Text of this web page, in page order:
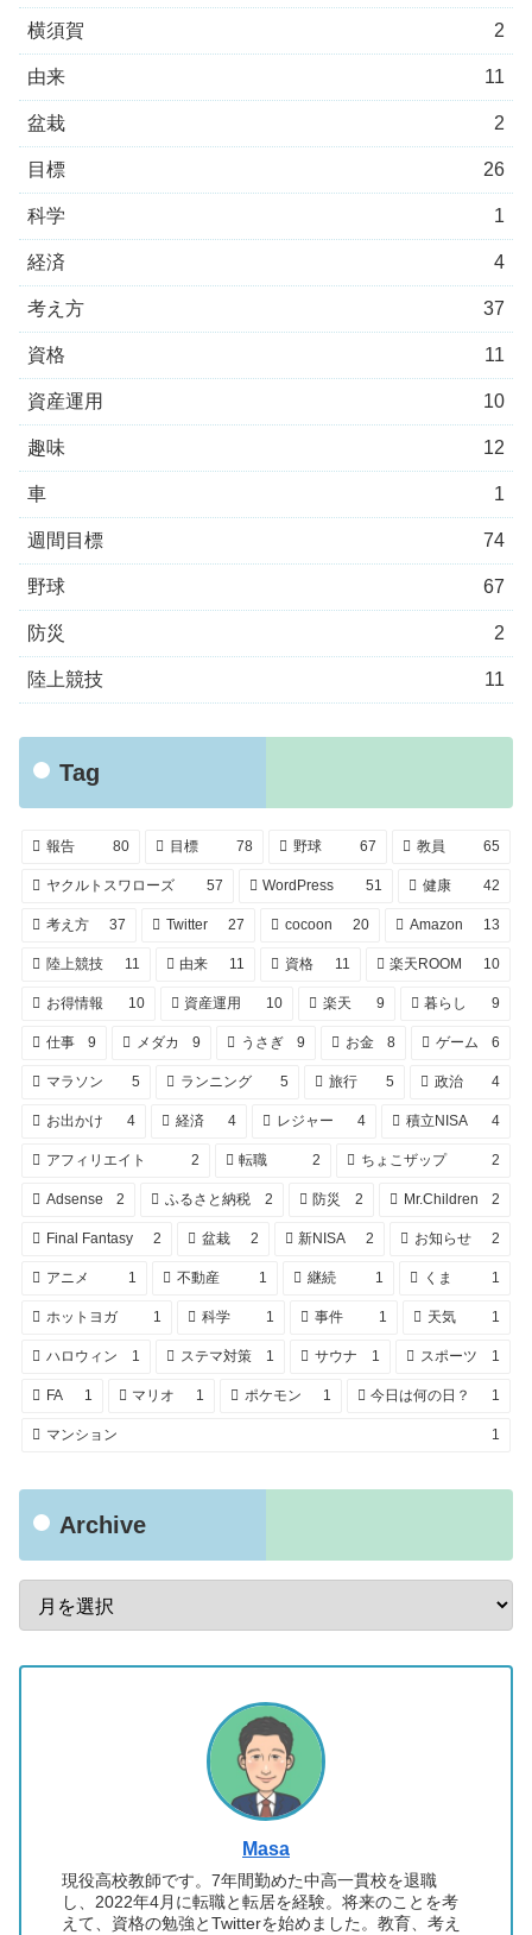
横須賀 2
由来 11
盆栽 2
目標 26
科学 1
経済 4
考え方 37
資格 11
資産運用 10
趣味 12
車 1
週間目標 74
野球 67
防災 2
陸上競技 11
Tag
報告 80 目標 78 野球 67 教員 65
ヤクルトスワローズ 57 WordPress 51 健康 42
考え方 37 Twitter 27 cocoon 20 Amazon 13
陸上競技 11 由来 11 資格 11 楽天ROOM 10
お得情報 10 資産運用 10 楽天 9 暮らし 9
仕事 9 メダカ 9 うさぎ 9 お金 8 ゲーム 6
マラソン 5 ランニング 5 旅行 5 政治 4
お出かけ 4 経済 4 レジャー 4 積立NISA 4
アフィリエイト 2 転職 2 ちょこザップ 2
Adsense 2 ふるさと納税 2 防災 2 Mr.Children 2
Final Fantasy 2 盆栽 2 新NISA 2 お知らせ 2
アニメ 1 不動産 1 継続 1 くま 1
ホットヨガ 1 科学 1 事件 1 天気 1
ハロウィン 1 ステマ対策 1 サウナ 1 スポーツ 1
FA 1 マリオ 1 ポケモン 1 今日は何の日？ 1
マンション 1
Archive
Masa
現役高校教師です。7年間勤めた中高一貫校を退職
し、2022年4月に転職と転居を経験。将来のことを考
えて、資格の勉強とTwitterを始めました。教育、考え